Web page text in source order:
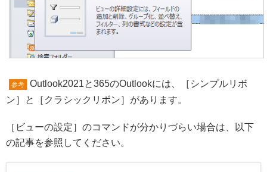
参考
Outlook2021と365のOutlookには、［シンプルリボ
ン］と［クラシックリボン］があります。
［ビューの設定］のコマンドが分かりづらい場合は、以下
の記事を参照してください。